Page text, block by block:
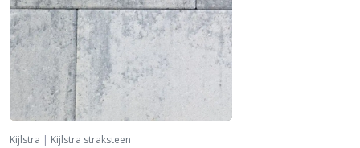
Kijlstra | Kijlstra straksteen